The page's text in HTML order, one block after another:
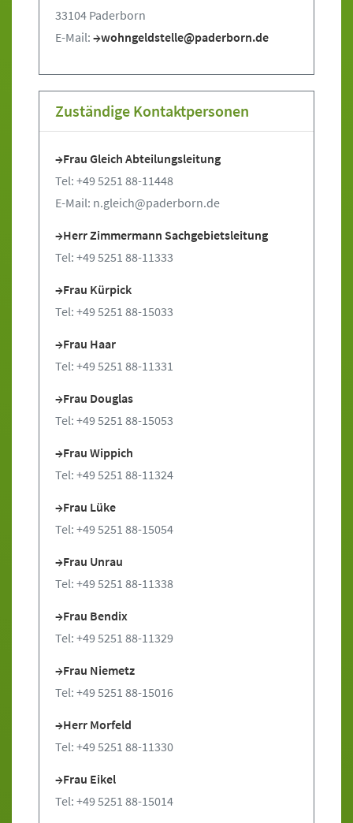
33104 Paderborn
E-Mail:
wohngeldstelle@paderborn.de
Zuständige Kontaktpersonen
Frau Gleich Abteilungsleitung
Tel: +49 5251 88-11448
E-Mail: n.gleich@paderborn.de
Herr Zimmermann Sachgebietsleitung
Tel: +49 5251 88-11333
Frau Kürpick
Tel: +49 5251 88-15033
Frau Haar
Tel: +49 5251 88-11331
Frau Douglas
Tel: +49 5251 88-15053
Frau Wippich
Tel: +49 5251 88-11324
Frau Lüke
Tel: +49 5251 88-15054
Frau Unrau
Tel: +49 5251 88-11338
Frau Bendix
Tel: +49 5251 88-11329
Frau Niemetz
Tel: +49 5251 88-15016
Herr Morfeld
Tel: +49 5251 88-11330
Frau Eikel
Tel: +49 5251 88-15014